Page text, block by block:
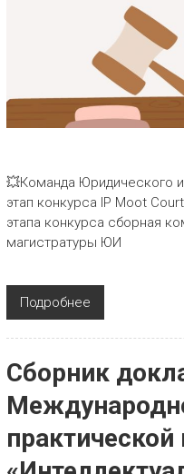
💥Команда Юридического
этап конкурса IP Moot
этапа конкурса сборная
магистратуры ЮИ
Подробнее
Сборник